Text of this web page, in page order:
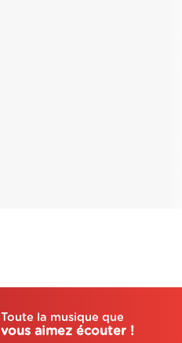
Toute la musique que
vous aimez écouter !